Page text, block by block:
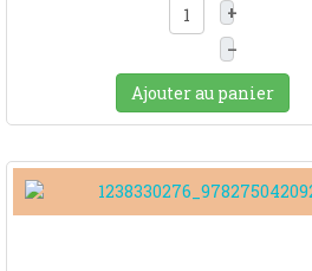
+
–
Ajouter au panier